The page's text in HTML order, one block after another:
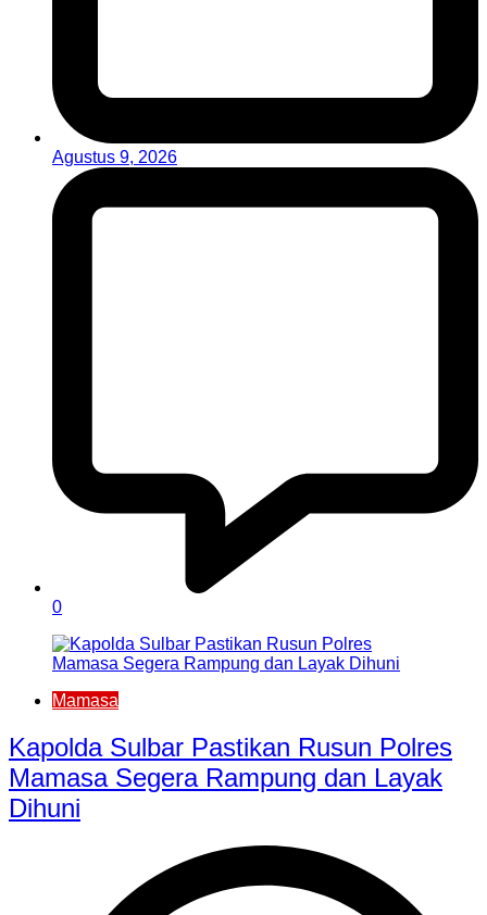
Agustus 9, 2026
0
Mamasa
Kapolda Sulbar Pastikan Rusun Polres
Mamasa Segera Rampung dan Layak
Dihuni